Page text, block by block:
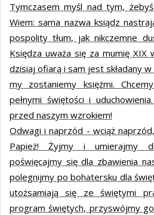
Tymczasem myśl nad tym, żebyś
Wiem: sama nazwa ksiądz
pospolity tłum, jak nikczemne
Księdza uważa się za mumię XIX
dzisiaj ofiarą i sam jest składany
my zostaniemy księżmi.
pełnymi świętości i
przed naszym wzrokiem!
Odwagi i naprzód - wciąż
Papież! Żyjmy i umierajmy
poświęcajmy się dla zbawienia
polegnijmy po bohatersku dla
utożsamiają się ze świętymi
program świętych, przyswójmy